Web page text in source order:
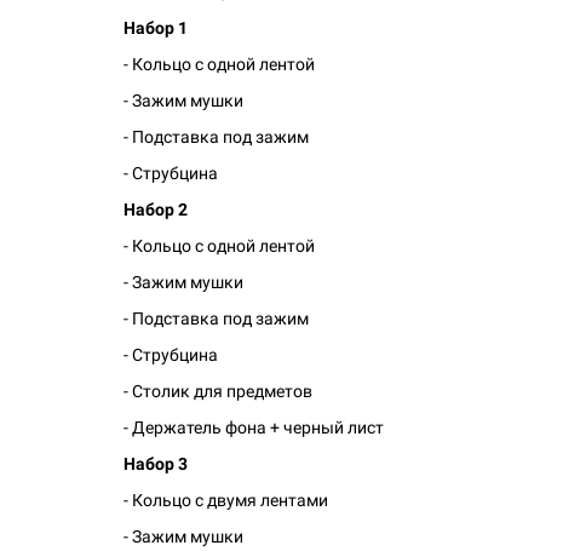
Набор 1
- Кольцо с одной лентой
- Зажим мушки
- Подставка под зажим
- Струбцина
Набор 2
- Кольцо с одной лентой
- Зажим мушки
- Подставка под зажим
- Струбцина
- Столик для предметов
- Держатель фона + черный лист
Набор 3
- Кольцо с двумя лентами
- Зажим мушки